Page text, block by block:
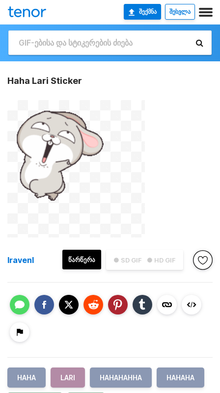
ᲨᲔᲥᲛᲜᲐ ᲨᲔᲡᲕᲚᲐ
Haha Lari Sticker
● SD GIF ● HD GIF
ᲬᲐᲠᲬᲔᲠᲐ
lravenl
HAHA LARI HAHAHAHHA HAHAHA